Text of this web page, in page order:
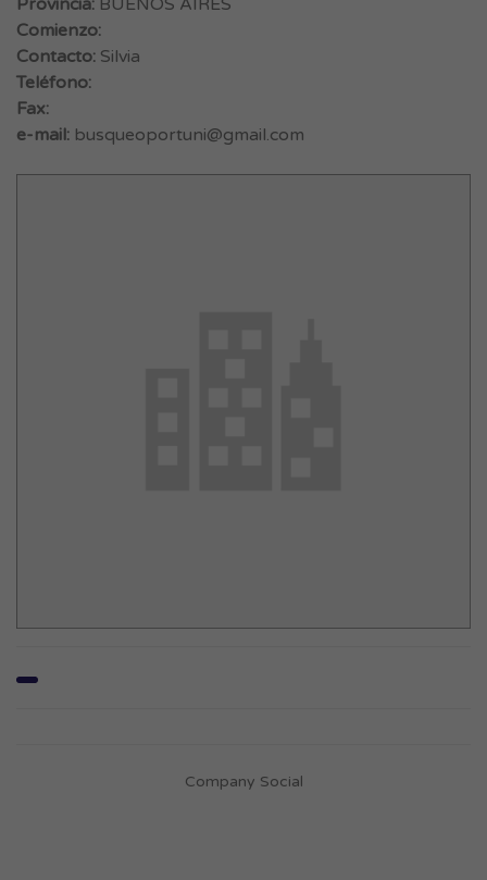
Provincia: BUENOS AIRES
Comienzo:
Contacto: Silvia
Teléfono:
Fax:
e-mail: busqueoportuni@gmail.com
Company Social